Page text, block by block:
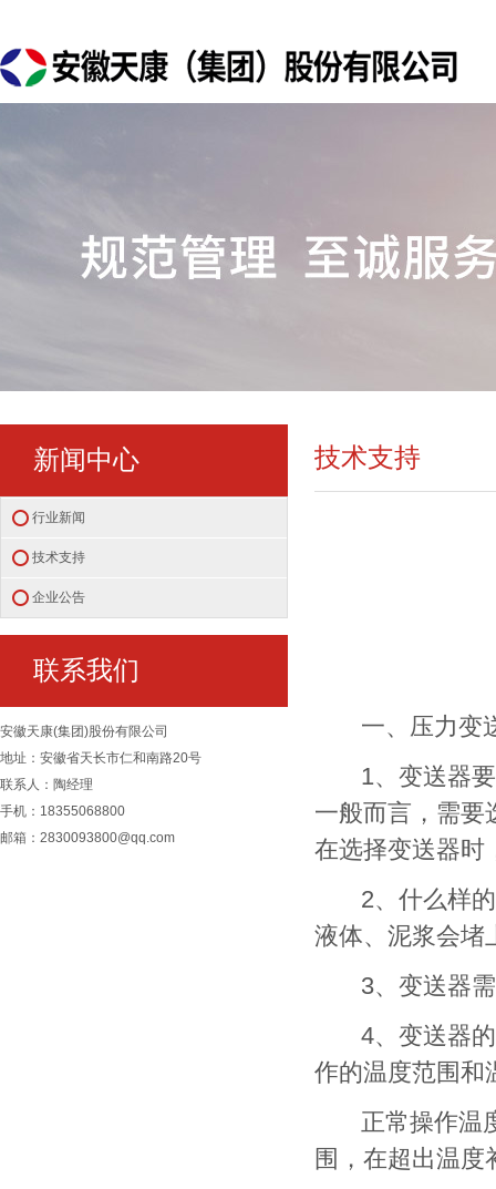
新闻中心
行业新闻
技术支持
企业公告
联系我们
安徽天康(集团)股份有限公司
地址：安徽省天长市仁和南路20号
联系人：陶经理
手机：18355068800
邮箱：2830093800@qq.com
技术支持
一、压力变
1、变送器要
一般而言，需要
在选择变送器时
2、什么样的
液体、泥浆会堵
3、变送器需
4、变送器的
作的温度范围和
正常操作温度
围，在超出温